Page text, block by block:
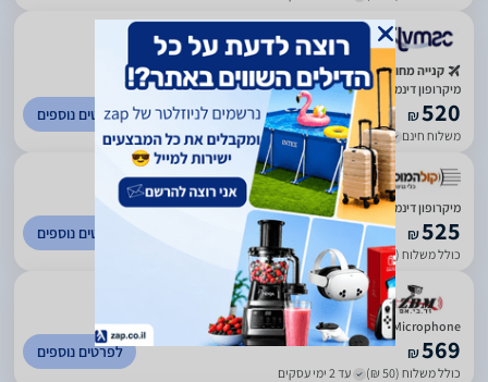
4.8
(
794
)
קנייה מחו"ל
מיקרופון דינמי Shure SM58 שור
₪520
משלוח חינם עד 7 ימי עסקים
לפרטים נוספים
מיקרופון דינמי Shure SM58-LCE
₪525
כולל משלוח (25 ₪) עד 5 ימי עסקים
לפרטים נוספים
SM58 Vocal Microphone
₪569
כולל משלוח (50 ₪) עד 2 ימי עסקים
לפרטים נוספים